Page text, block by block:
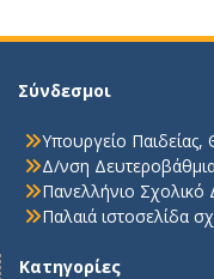
Σύνδεσμοι
Υπουργείο
Δ/νση
Πανελλήνιο Σχολικό
Παλαιά ιστοσελίδα
Κατηγορίες